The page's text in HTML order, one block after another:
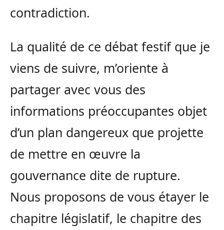
contradiction.
La qualité de ce débat festif que je
viens de suivre, m’oriente à
partager avec vous des
informations préoccupantes objet
d’un plan dangereux que projette
de mettre en œuvre la
gouvernance dite de rupture.
Nous proposons de vous étayer le
chapitre législatif, le chapitre des